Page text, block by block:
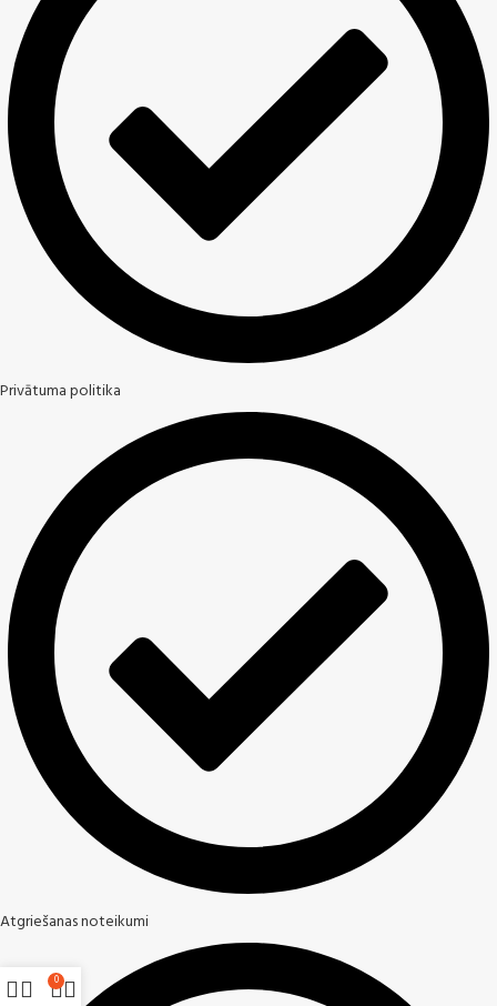
Privātuma politika
Atgriešanas noteikumi
0